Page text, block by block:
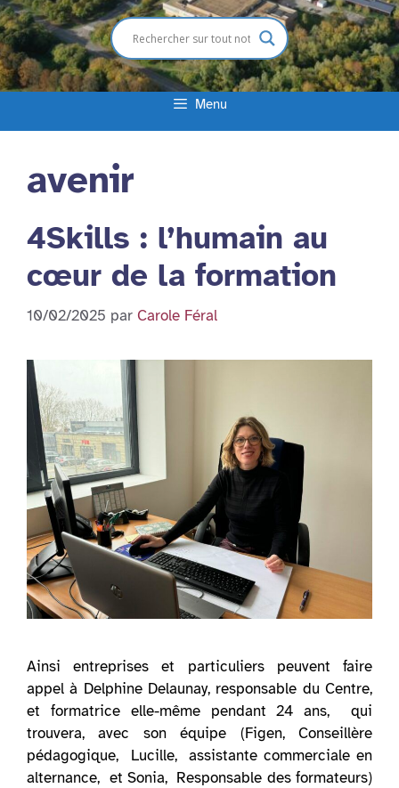
Menu
avenir
4Skills : l’humain au
cœur de la formation
10/02/2025 par Carole Féral
Ainsi entreprises et particuliers peuvent faire
appel à Delphine Delaunay, responsable du Centre,
et formatrice elle-même pendant 24 ans, qui
trouvera, avec son équipe (Figen, Conseillère
pédagogique, Lucille, assistante commerciale en
alternance, et Sonia, Responsable des formateurs)